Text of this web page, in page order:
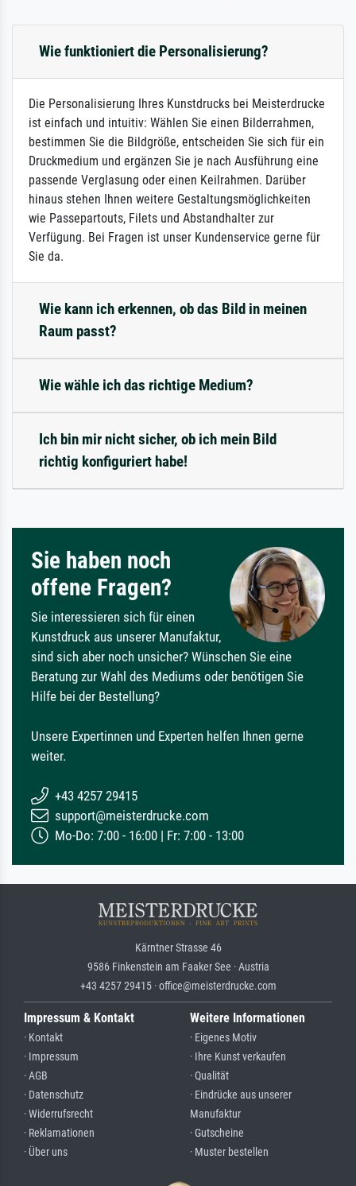
Wie funktioniert die Personalisierung?
Die Personalisierung Ihres Kunstdrucks bei Meisterdrucke
ist einfach und intuitiv: Wählen Sie einen Bilderrahmen,
bestimmen Sie die Bildgröße, entscheiden Sie sich für ein
Druckmedium und ergänzen Sie je nach Ausführung eine
passende Verglasung oder einen Keilrahmen. Darüber
hinaus stehen Ihnen weitere Gestaltungsmöglichkeiten
wie Passepartouts, Filets und Abstandhalter zur
Verfügung. Bei Fragen ist unser Kundenservice gerne für
Sie da.
Wie kann ich erkennen, ob das Bild in meinen
Raum passt?
Wie wähle ich das richtige Medium?
Ich bin mir nicht sicher, ob ich mein Bild
richtig konfiguriert habe!
Sie haben noch
offene Fragen?
Sie interessieren sich für einen
Kunstdruck aus unserer Manufaktur,
sind sich aber noch unsicher? Wünschen Sie eine
Beratung zur Wahl des Mediums oder benötigen Sie
Hilfe bei der Bestellung?
Unsere Expertinnen und Experten helfen Ihnen gerne
weiter.
+43 4257 29415
support@meisterdrucke.com
Mo-Do: 7:00 - 16:00 | Fr: 7:00 - 13:00
Kärntner Strasse 46
9586 Finkenstein am Faaker See · Austria
+43 4257 29415 · office@meisterdrucke.com
Impressum & Kontakt
· Kontakt
· Impressum
· AGB
· Datenschutz
· Widerrufsrecht
· Reklamationen
· Über uns
Weitere Informationen
· Eigenes Motiv
· Ihre Kunst verkaufen
· Qualität
· Eindrücke aus unserer
Manufaktur
· Gutscheine
· Muster bestellen